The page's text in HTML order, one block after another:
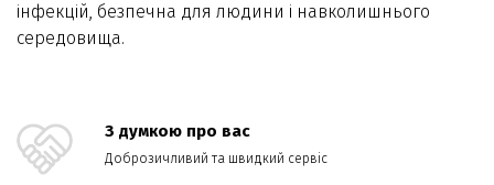
інфекцій, безпечна для людини і навколишнього
середовища.
З думкою про вас
Доброзичливий та швидкий сервіс